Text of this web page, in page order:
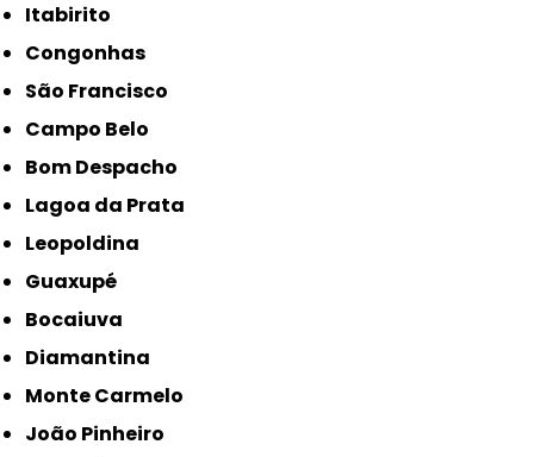
Itabirito
Congonhas
São Francisco
Campo Belo
Bom Despacho
Lagoa da Prata
Leopoldina
Guaxupé
Bocaiuva
Diamantina
Monte Carmelo
João Pinheiro